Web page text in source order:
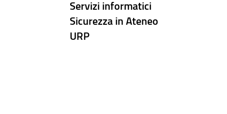
Servizi informatici
Sicurezza in Ateneo
URP